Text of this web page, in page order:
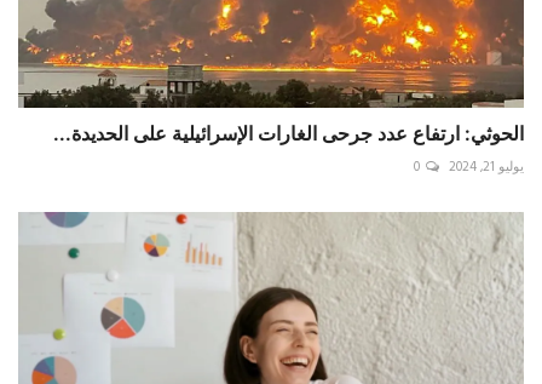
الحوثي: ارتفاع عدد جرحى الغارات الإسرائيلية على الحديدة...
يوليو 21, 2024 0